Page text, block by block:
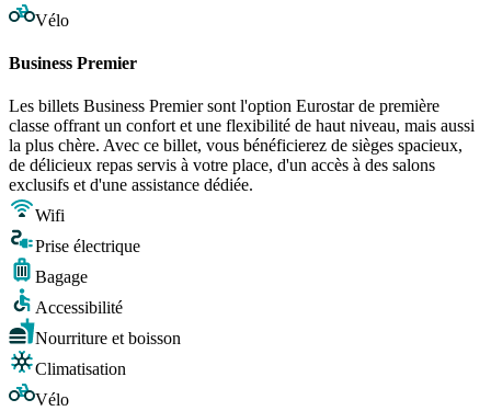
Vélo
Business Premier
Les billets Business Premier sont l'option Eurostar de première
classe offrant un confort et une flexibilité de haut niveau, mais aussi
la plus chère. Avec ce billet, vous bénéficierez de sièges spacieux,
de délicieux repas servis à votre place, d'un accès à des salons
exclusifs et d'une assistance dédiée.
Wifi
Prise électrique
Bagage
Accessibilité
Nourriture et boisson
Climatisation
Vélo